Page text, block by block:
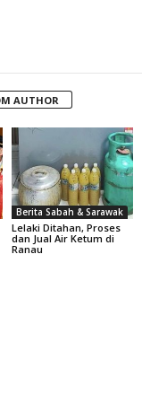
AUTHOR
Berita Sabah & Sarawak
Lelaki Ditahan, Proses
dan Jual Air Ketum di
Ranau